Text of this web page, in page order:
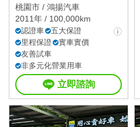
桃園市 / 鴻揚汽車
2011年 / 100,000km
認證車
五大保證
里程保證
實車實價
友善試車
非多元化營業用車
立即諮詢